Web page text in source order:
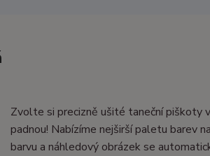
Zvolte si precizně ušité taneční piškoty
padnou! Nabízíme nejširší paletu barev
barvu a náhledový obrázek se